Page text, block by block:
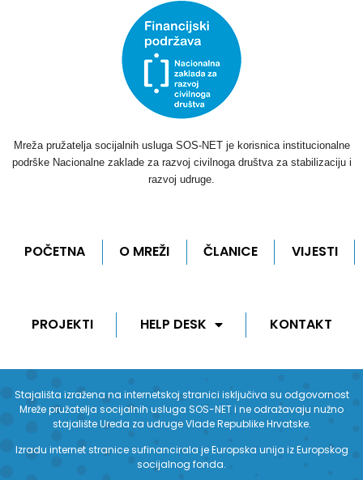
Mreža pružatelja socijalnih usluga SOS-NET je korisnica institucionalne
podrške Nacionalne zaklade za razvoj civilnoga društva za stabilizaciju i
razvoj udruge.
POČETNA O MREŽI ČLANICE VIJESTI
PROJEKTI HELP DESK KONTAKT
Stajališta izražena na internetskoj stranici isključiva su odgovornost
Mreže pružatelja socijalnih usluga SOS-NET i ne odražavaju nužno
stajalište Ureda za udruge Vlade Republike Hrvatske.
Izradu internet stranice sufinancirala je Europska unija iz Europskog
socijalnog fonda.